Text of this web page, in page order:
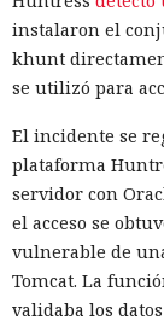
instalaron el
khunt
se utilizó para
El incidente se
plataforma
servidor con
el acceso se
vulnerable de
Tomcat. La
validaba los